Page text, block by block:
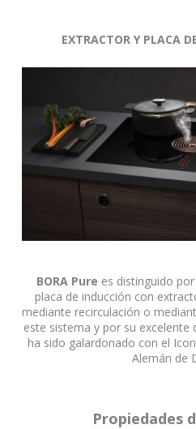
EXTRACTOR Y PLACA
BORA Pure es distinguido
placa de inducción con
mediante recirculación o
este sistema y por su excelente
ha sido galardonado con el
Alemán de
Propiedades